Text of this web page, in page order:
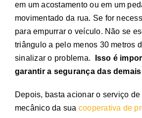
em um acostamento ou em um
movimentado da rua. Se for
para empurrar o veículo. Não se
triângulo a pelo menos 30 metros
sinalizar o problema.
Isso é
garantir a segurança das
Depois, basta acionar o serviço de
mecânicoda sua cooperativa de